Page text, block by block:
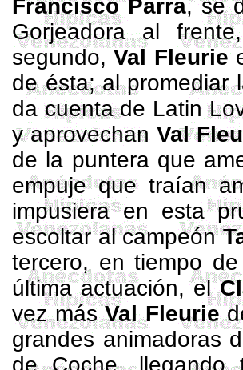
Francisco Parra, se
Gorjeadora al
segundo,Val Fleurie
de ésta; al promediar
da cuenta de Latin
y aprovechanVal
de la puntera que
empuje que traían
impusiera en esta
escoltar al campeón
tercero, en tiempo de
última actuación, el
vez másVal Fleurie
grandes animadoras
de Coche, llegando